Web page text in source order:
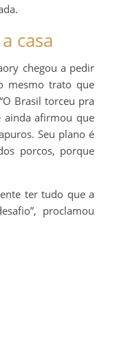
casa
chegou a pedir
mesmo trato que
Brasil torceu pra
ainda afirmou que
Seu plano é
porcos, porque
ter tudo que a
proclamou